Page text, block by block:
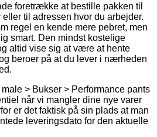
foretrække at bestille pakken til
til adressen hvor du arbejder.
regel en kende mere pebret, men
smart. Den mindst kostelige
altid vise sig at være at hente
beroer på at du lever i nærheden
> Bukser > Performance pants
når vi mangler dine nye varer
er det faktisk på sin plads at man
leveringsdato for den aktuelle